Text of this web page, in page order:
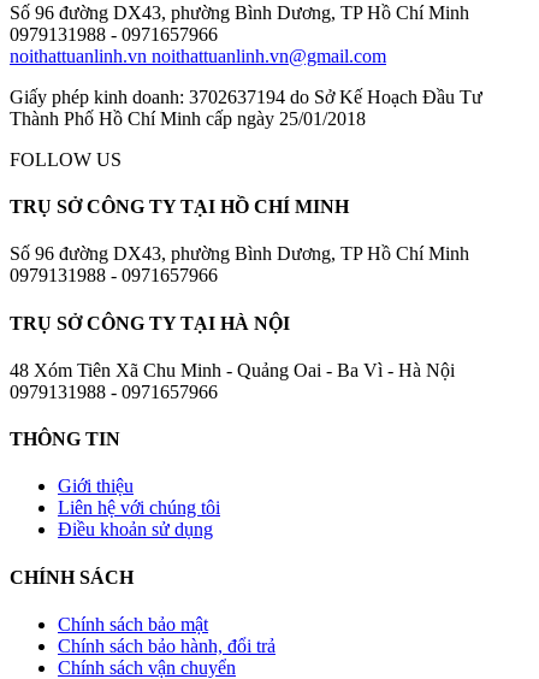
Số 96 đường DX43, phường Bình Dương, TP Hồ Chí Minh
0979131988 - 0971657966
noithattuanlinh.vn noithattuanlinh.vn@gmail.com
Giấy phép kinh doanh: 3702637194 do Sở Kế Hoạch Đầu Tư
Thành Phố Hồ Chí Minh cấp ngày 25/01/2018
FOLLOW US
TRỤ SỞ CÔNG TY TẠI HỒ CHÍ MINH
Số 96 đường DX43, phường Bình Dương, TP Hồ Chí Minh
0979131988 - 0971657966
TRỤ SỞ CÔNG TY TẠI HÀ NỘI
48 Xóm Tiên Xã Chu Minh - Quảng Oai - Ba Vì - Hà Nội
0979131988 - 0971657966
THÔNG TIN
Giới thiệu
Liên hệ với chúng tôi
Điều khoản sử dụng
CHÍNH SÁCH
Chính sách bảo mật
Chính sách bảo hành, đổi trả
Chính sách vận chuyển